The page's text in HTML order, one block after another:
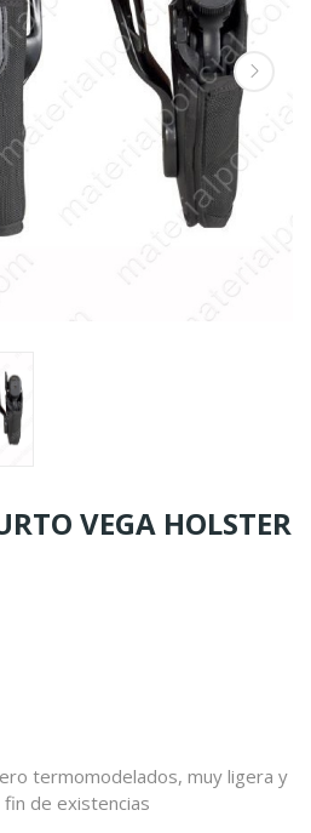
VEGA HOLSTER
termomodelados, muy ligera y
fin de existencias